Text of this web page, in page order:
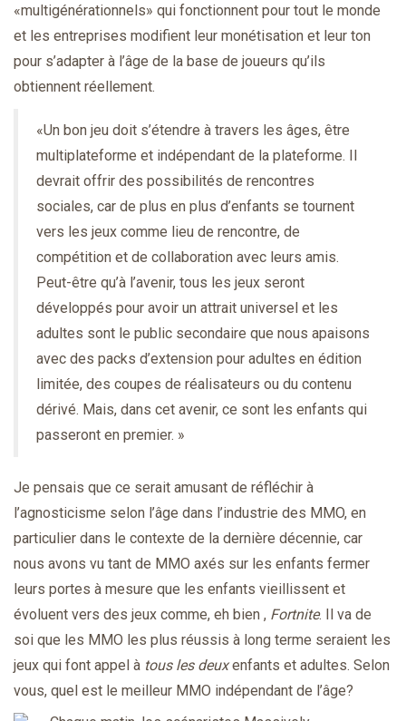
«multigénérationnels» qui fonctionnent pour tout le monde
et les entreprises modifient leur monétisation et leur ton
pour s’adapter à l’âge de la base de joueurs qu’ils
obtiennent réellement.
«Un bon jeu doit s’étendre à travers les âges, être
multiplateforme et indépendant de la plateforme. Il
devrait offrir des possibilités de rencontres
sociales, car de plus en plus d’enfants se tournent
vers les jeux comme lieu de rencontre, de
compétition et de collaboration avec leurs amis.
Peut-être qu’à l’avenir, tous les jeux seront
développés pour avoir un attrait universel et les
adultes sont le public secondaire que nous apaisons
avec des packs d’extension pour adultes en édition
limitée, des coupes de réalisateurs ou du contenu
dérivé. Mais, dans cet avenir, ce sont les enfants qui
passeront en premier. »
Je pensais que ce serait amusant de réfléchir à
l’agnosticisme selon l’âge dans l’industrie des MMO, en
particulier dans le contexte de la dernière décennie, car
nous avons vu tant de MMO axés sur les enfants fermer
leurs portes à mesure que les enfants vieillissent et
évoluent vers des jeux comme, eh bien , Fortnite. Il va de
soi que les MMO les plus réussis à long terme seraient les
jeux qui font appel à tous les deuxenfants et adultes. Selon
vous, quel est le meilleur MMO indépendant de l’âge?